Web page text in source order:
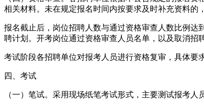
相关材料。未在规定报名时间内按要求及时补充资料的
报名截止后，岗位招聘人数与通过资格审查人数比例
聘计划。开考岗位通过资格审查人员名单，以及取消招
考试阶段各招聘单位对报考人员进行资格复审，具体要
四、考试
（一）笔试。采用现场纸笔考试形式，主要测试报考